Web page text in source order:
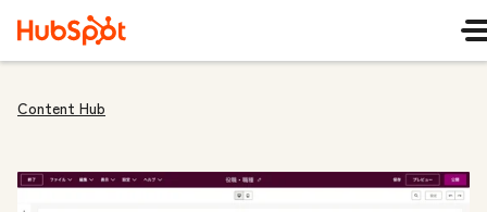
Content Hub